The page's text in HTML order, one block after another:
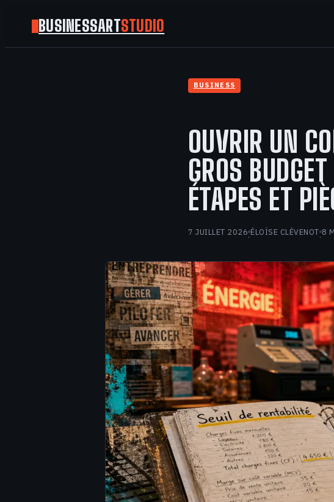
BUSINESSARTSTUDIO
BUSINESS
OUVRIR UN
GROS
ÉTAPES ET
7 JUILLET 2026·ÉLOÏSE CLÉVENOT·8